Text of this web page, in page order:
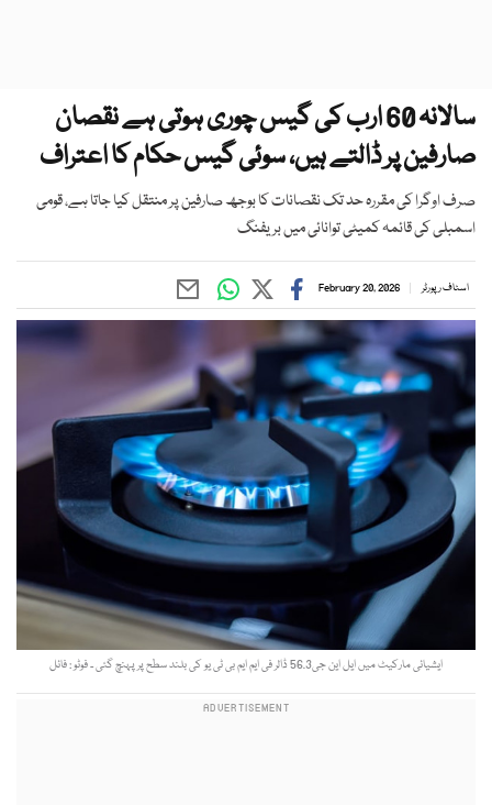
سالانہ 60 ارب کی گیس چوری ہوتی ہے نقصان
صارفین پر ڈالتے ہیں، سوئی گیس حکام کا اعتراف
صرف اوگرا کی مقررہ حد تک نقصانات کا بوجھ صارفین پر منتقل کیا جاتا ہے، قومی
اسمبلی کی قائمہ کمیٹی توانائی میں بریفنگ
اسٹاف رپورٹر February 20, 2026
ایشیائی مارکیٹ میں ایل این جی56.3 ڈالر فی ایم ایم بی ٹی یو کی بلند سطح پر پہنچ گئی ۔ فوٹو : فائل